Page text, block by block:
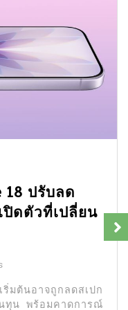
18 ปรับลด
ปิดตัวที่เปลี่ยน
มต้นอาจถูกลดสเปก
ทุน พร้อมคาดการณ์